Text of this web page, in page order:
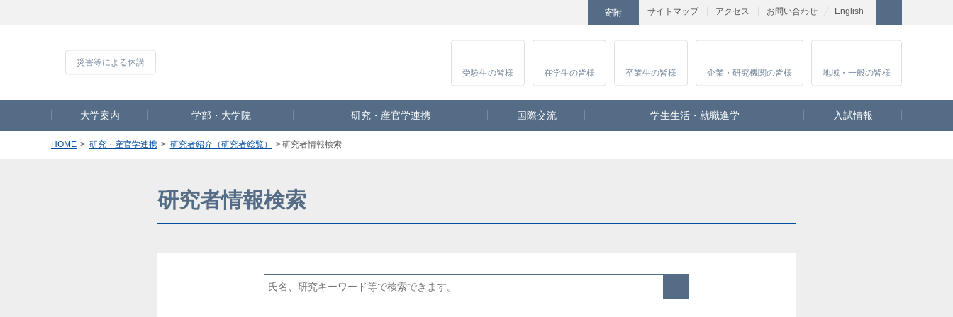
サイトマップ アクセス お問い合わせ
寄附 English
Instagram
受験生の皆様 在学生の皆様 卒業生の皆様 企業・研究機関の皆様 地域・一般の皆様
大学案内 学部・大学院 研究・産官学連携 国際交流 学生生活・就職進学 入試情報
HOME 研究・産官学連携 研究者紹介（研究者総覧） 研究者情報検索
研究者情報検索